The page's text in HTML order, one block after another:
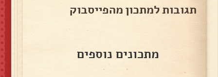
תגובות למתכון מהפייסבוק
מתכונים נוספים